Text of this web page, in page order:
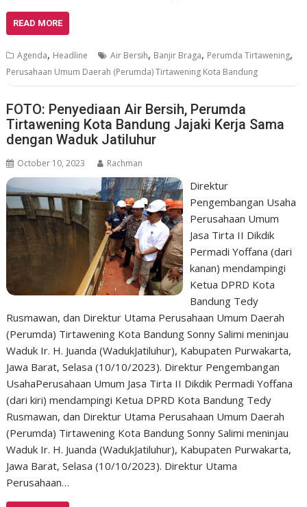
READ MORE
Agenda, Headline Air Bersih, Banjir Braga, Perumda Tirtawening,
Perusahaan Umum Daerah (Perumda) Tirtawening Kota Bandung
FOTO: Penyediaan Air Bersih, Perumda
Tirtawening Kota Bandung Jajaki Kerja Sama
dengan Waduk Jatiluhur
October 10, 2023 Rachman
Direktur
Pengembangan Usaha
Perusahaan Umum
Jasa Tirta II Dikdik
Permadi Yoffana (dari
kanan) mendampingi
Ketua DPRD Kota
Bandung Tedy
Rusmawan, dan Direktur Utama Perusahaan Umum Daerah
(Perumda) Tirtawening Kota Bandung Sonny Salimi meninjau
Waduk Ir. H. Juanda (WadukJatiluhur), Kabupaten Purwakarta,
Jawa Barat, Selasa (10/10/2023). Direktur Pengembangan
UsahaPerusahaan Umum Jasa Tirta II Dikdik Permadi Yoffana
(dari kiri) mendampingi Ketua DPRD Kota Bandung Tedy
Rusmawan, dan Direktur Utama Perusahaan Umum Daerah
(Perumda) Tirtawening Kota Bandung Sonny Salimi meninjau
Waduk Ir. H. Juanda (WadukJatiluhur), Kabupaten Purwakarta,
Jawa Barat, Selasa (10/10/2023). Direktur Utama
Perusahaan…